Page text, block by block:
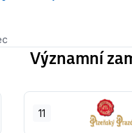
Významní
11